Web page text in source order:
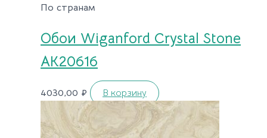
По странам
Обои Wiganford Crystal Stone
AK20616
4030,00 ₽ В корзину